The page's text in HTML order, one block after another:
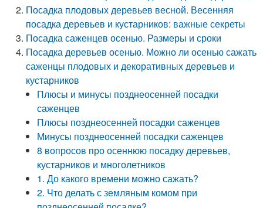
Посадка плодовых деревьев весной. Весенняя
посадка деревьев и кустарников: важные секреты
Посадка саженцев осенью. Размеры и сроки
Посадка деревьев осенью. Можно ли осенью сажать
саженцы плодовых и декоративных деревьев и
кустарников
Плюсы и минусы позднеосенней посадки
саженцев
Плюсы позднеосенней посадки саженцев
Минусы позднеосенней посадки саженцев
8 вопросов про осеннюю посадку деревьев,
кустарников и многолетников
1. До какого времени можно сажать?
2. Что делать с земляным комом при